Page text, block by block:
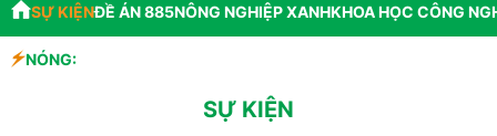
SỰ KIỆNĐỀ ÁN 885NÔNG NGHIỆP XANHKHOA HỌC CÔNG
NÓNG:
hình Việt - Đức
SỰ KIỆN